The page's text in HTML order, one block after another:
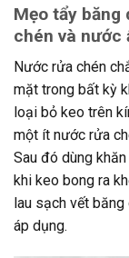
Mẹo tẩy
chén và nước
Nước rửa chén
mặt trong bất kỳ
loại bỏ keo trên
một ít nước rửa
Sau đó dùng
khi keo bong ra
lau sạch vết
áp dụng.